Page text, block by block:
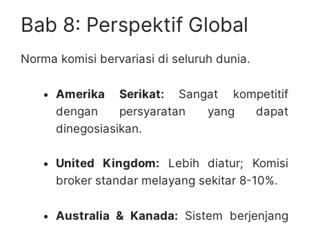
Bab 8: Perspektif Global
Norma komisi bervariasi di seluruh dunia.
Amerika Serikat: Sangat kompetitif
dengan persyaratan yang dapat
dinegosiasikan.
United Kingdom: Lebih diatur; Komisi
broker standar melayang sekitar 8-10%.
Australia & Kanada: Sistem berjenjang